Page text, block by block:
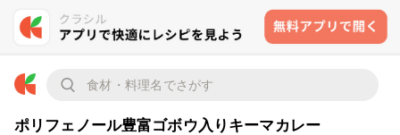
ポリフェノール豊富ゴボウ入りキーマカレー